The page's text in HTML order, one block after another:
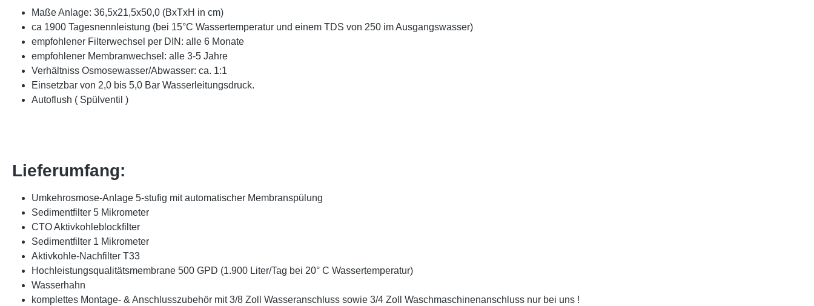
Maße Anlage: 36,5x21,5x50,0 (BxTxH in cm)
ca 1900 Tagesnennleistung (bei 15°C Wassertemperatur und einem TDS von 250 im Ausgangswasser)
empfohlener Filterwechsel per DIN: alle 6 Monate
empfohlener Membranwechsel: alle 3-5 Jahre
Verhältniss Osmosewasser/Abwasser: ca. 1:1
Einsetzbar von 2,0 bis 5,0 Bar Wasserleitungsdruck.
Autoflush ( Spülventil )
Lieferumfang:
Umkehrosmose-Anlage 5-stufig mit automatischer Membranspülung
Sedimentfilter 5 Mikrometer
CTO Aktivkohleblockfilter
Sedimentfilter 1 Mikrometer
Aktivkohle-Nachfilter T33
Hochleistungsqualitätsmembrane 500 GPD (1.900 Liter/Tag bei 20° C Wassertemperatur)
Wasserhahn
komplettes Montage- & Anschlusszubehör mit 3/8 Zoll Wasseranschluss sowie 3/4 Zoll Waschmaschinenanschluss nur bei uns !